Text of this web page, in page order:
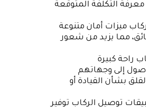
التكلفة المتوقعة
ميزات أمان متنوعة
مما يزيد من شعور
راحة كبيرة
إلى وجهاتهم
بشأن القيادة أو
توصيل الركاب توفير